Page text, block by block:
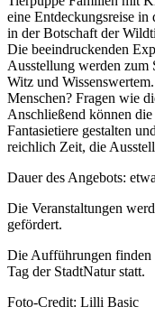
eine Entdeckungsreise
in der Botschaft der
Die beeindruckenden
Ausstellung werden zum
Witz und
Menschen? Fragen wie
Anschließend können
Fantasietiere gestalten
reichlich Zeit, die
Dauer des Angebots:
Die Veranstaltungen
gefördert.
Die Aufführungen finden
Tag der StadtNatur statt.
Foto-Credit: Lilli Basic